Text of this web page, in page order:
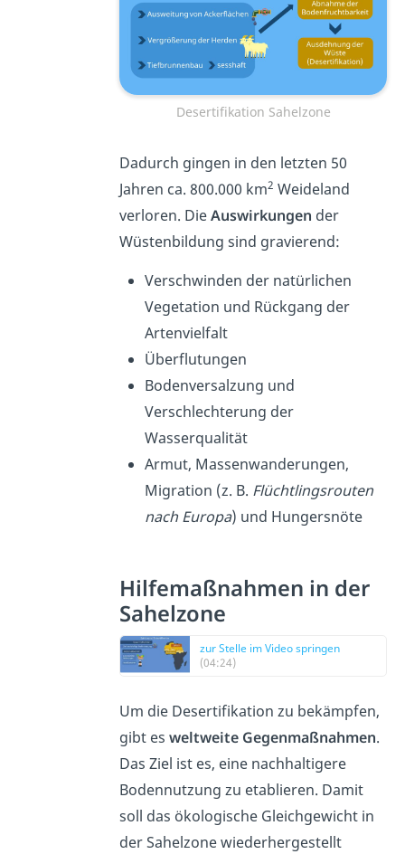
Desertifikation Sahelzone
Dadurch gingen in den letzten 50
Jahren ca. 800.000 km2 Weideland
verloren. DieAuswirkungen der
Wüstenbildung sind gravierend:
Verschwinden der natürlichen
Vegetation und Rückgang der
Artenvielfalt
Überflutungen
Bodenversalzung und
Verschlechterung der
Wasserqualität
Armut, Massenwanderungen,
Migration (z. B. Flüchtlingsrouten
nach Europa) und Hungersnöte
Hilfemaßnahmen in der
Sahelzone
zur Stelle im Video springen
(04:24)
Um die Desertifikation zu bekämpfen,
gibt esweltweite Gegenmaßnahmen.
Das Ziel ist es, eine nachhaltigere
Bodennutzung zu etablieren. Damit
soll das ökologische Gleichgewicht in
der Sahelzone wiederhergestellt